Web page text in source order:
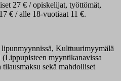
27 € / opiskelijat, työttömät,
€ / alle 18-vuotiaat 11 €.
Kulttuurimyymälä
myyntikanavissa
sekä mahdolliset